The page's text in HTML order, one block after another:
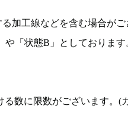
加工線などを含む場合が
「状態B」としております
数に限数がございます。(